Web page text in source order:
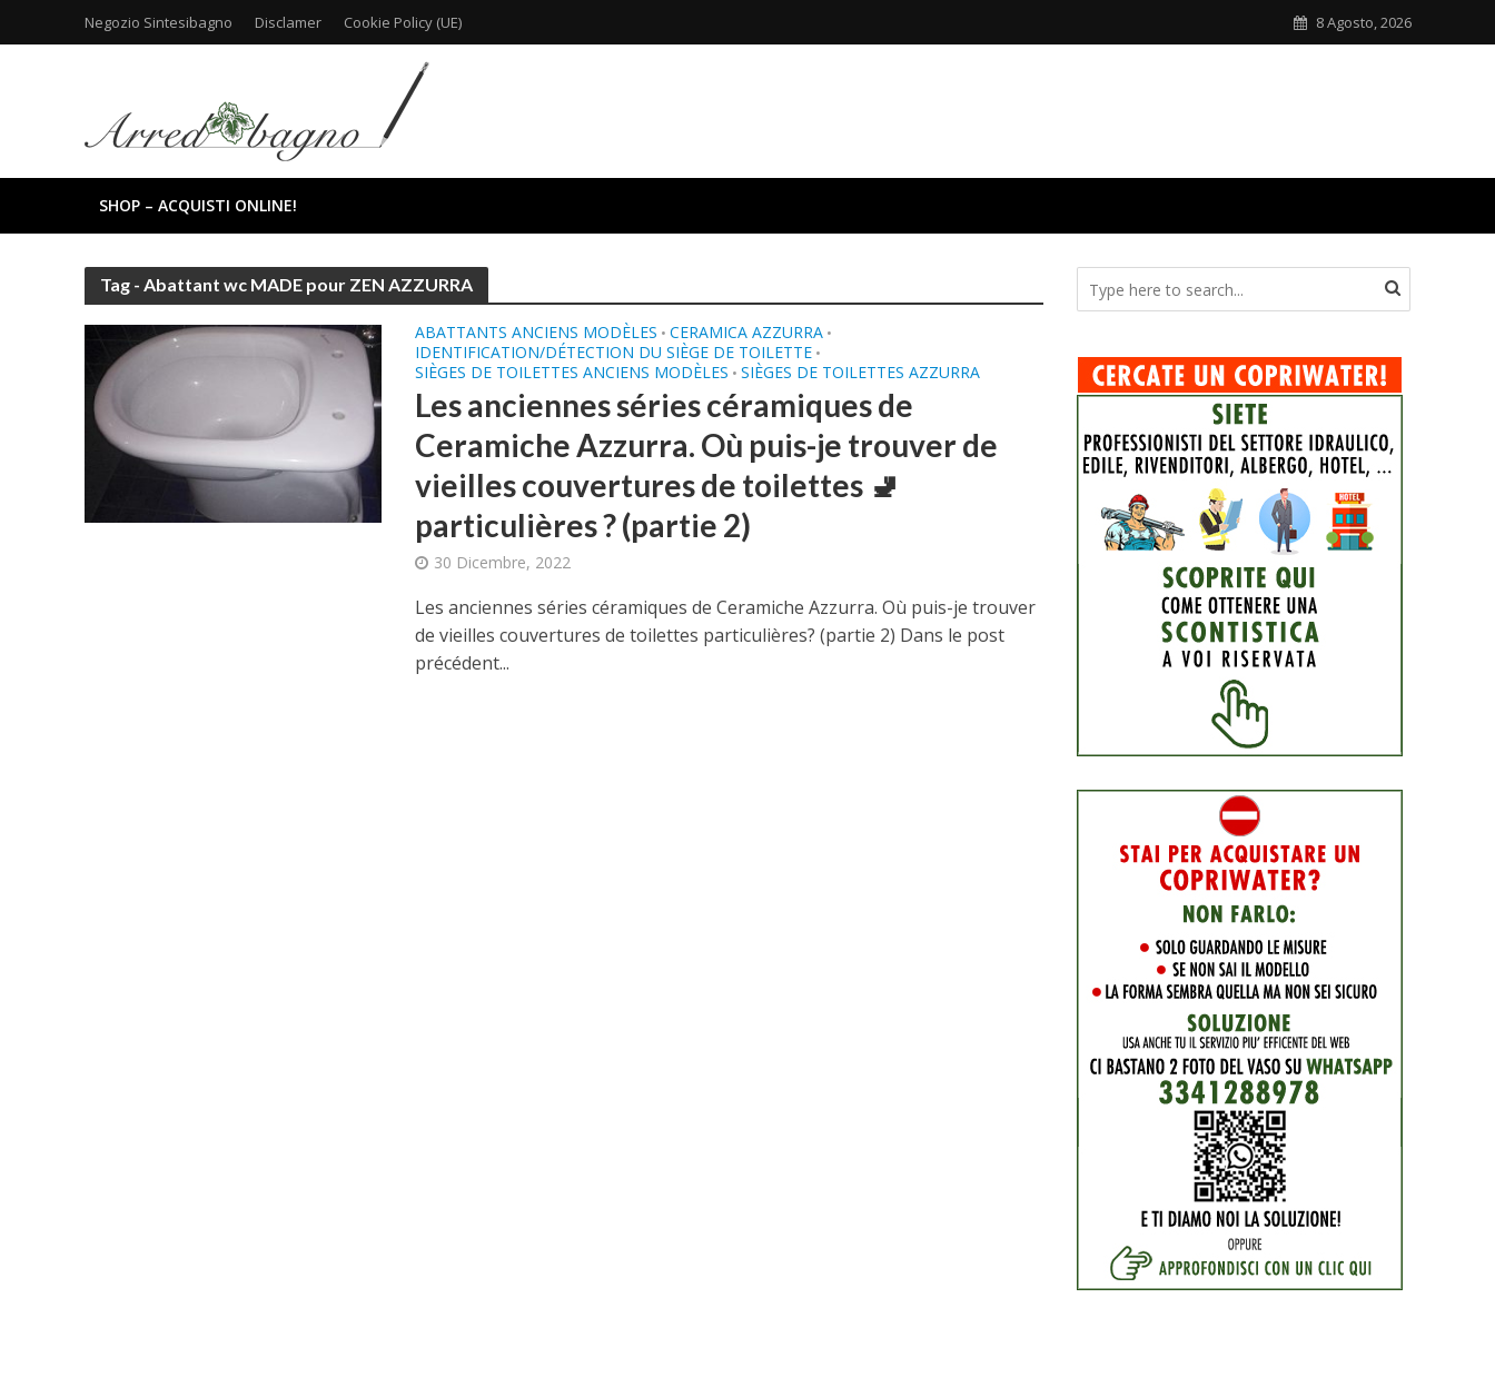
Negozio Sintesibagno Disclamer Cookie Policy (UE) 8 Agosto, 2026
SHOP – ACQUISTI ONLINE!
Tag - Abattant wc MADE pour ZEN AZZURRA
ABATTANTS ANCIENS MODÈLES • CERAMICA AZZURRA •
IDENTIFICATION/DÉTECTION DU SIÈGE DE TOILETTE •
SIÈGES DE TOILETTES ANCIENS MODÈLES • SIÈGES DE TOILETTES AZZURRA
Les anciennes séries céramiques de
Ceramiche Azzurra. Où puis-je trouver de
vieilles couvertures de toilettes 🚽
particulières ? (partie 2)
30 Dicembre, 2022
Les anciennes séries céramiques de Ceramiche Azzurra. Où puis-je trouver
de vieilles couvertures de toilettes particulières? (partie 2) Dans le post
précédent...